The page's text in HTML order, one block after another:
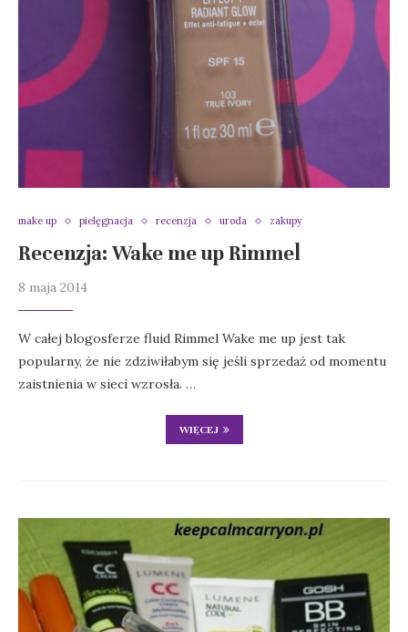
make up pielęgnacja recenzja uroda zakupy
Recenzja: Wake me up Rimmel
8 maja 2014
W całej blogosferze fluid Rimmel Wake me up jest tak
popularny, że nie zdziwiłabym się jeśli sprzedaż od momentu
zaistnienia w sieci wzrosła. …
WIĘCEJ